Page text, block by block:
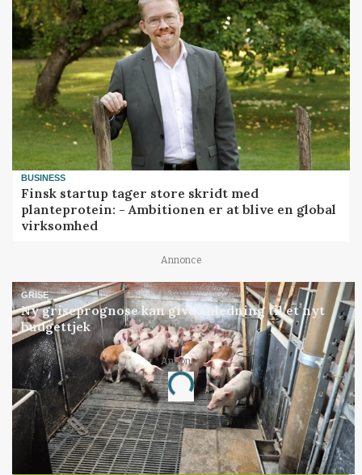
BUSINESS
Finsk startup tager store skridt med
planteprotein: - Ambitionen er at blive en global
virksomhed
Annonce
GRISE
Ny griseprognose kan give anledning til et nyt
budgettjek
Annonce
Loading...
Jobs